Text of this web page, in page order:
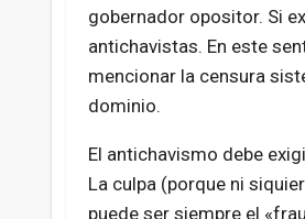
gobernador opositor. Si
antichavistas. En este
mencionar la censura
dominio.
El antichavismo debe
La culpa (porque ni
puede ser siempre el